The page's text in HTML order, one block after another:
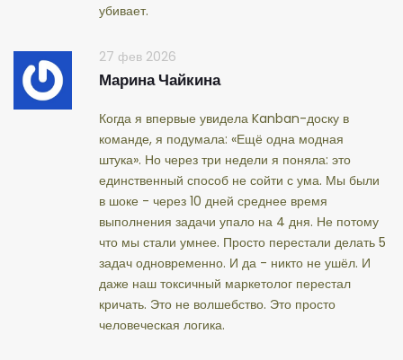
убивает.
27 фев 2026
Марина Чайкина
Когда я впервые увидела Kanban-доску в
команде, я подумала: «Ещё одна модная
штука». Но через три недели я поняла: это
единственный способ не сойти с ума. Мы были
в шоке - через 10 дней среднее время
выполнения задачи упало на 4 дня. Не потому
что мы стали умнее. Просто перестали делать 5
задач одновременно. И да - никто не ушёл. И
даже наш токсичный маркетолог перестал
кричать. Это не волшебство. Это просто
человеческая логика.